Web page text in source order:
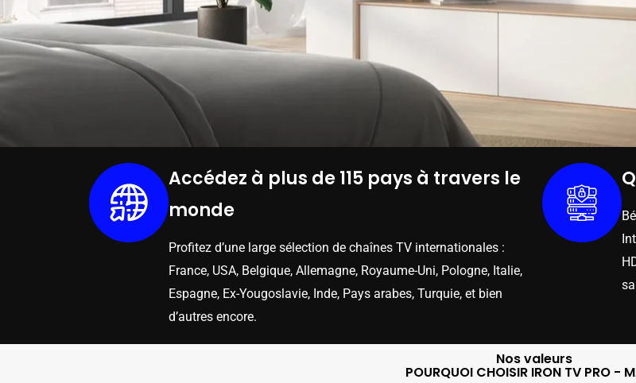
Accédez à plus de 115 pays à travers le
monde
Profitez d’une large sélection de chaînes TV internationales :
France, USA, Belgique, Allemagne, Royaume-Uni, Pologne, Italie,
Espagne, Ex-Yougoslavie, Inde, Pays arabes, Turquie, et bien
d’autres encore.
Nos valeurs
POURQUOI CHOISIR IRON TV PRO -